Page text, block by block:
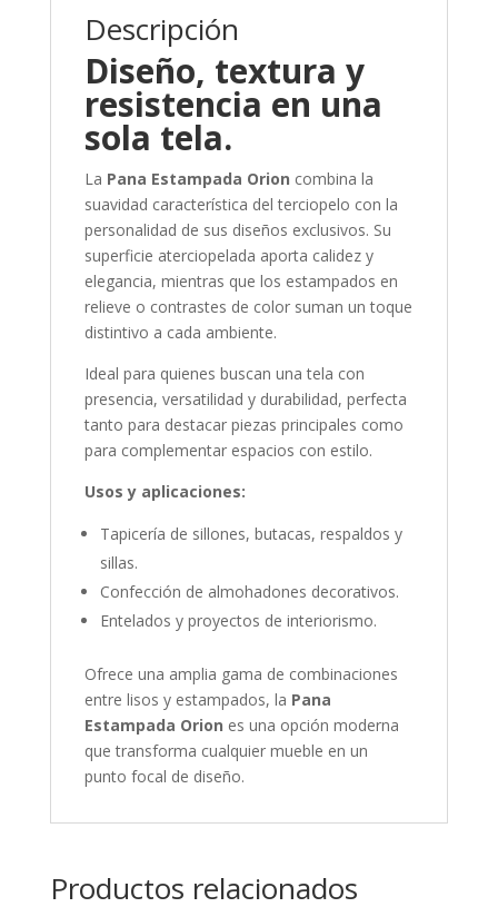
Descripción
Diseño, textura y
resistencia en una
sola tela.
La Pana Estampada Orion combina la
suavidad característica del terciopelo con la
personalidad de sus diseños exclusivos. Su
superficie aterciopelada aporta calidez y
elegancia, mientras que los estampados en
relieve o contrastes de color suman un toque
distintivo a cada ambiente.
Ideal para quienes buscan una tela con
presencia, versatilidad y durabilidad, perfecta
tanto para destacar piezas principales como
para complementar espacios con estilo.
Usos y aplicaciones:
Tapicería de sillones, butacas, respaldos y
sillas.
Confección de almohadones decorativos.
Entelados y proyectos de interiorismo.
Ofrece una amplia gama de combinaciones
entre lisos y estampados, la Pana
Estampada Orion es una opción moderna
que transforma cualquier mueble en un
punto focal de diseño.
Productos relacionados